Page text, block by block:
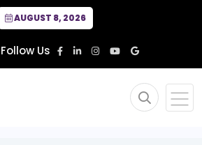
AUGUST 8, 2026
Follow Us